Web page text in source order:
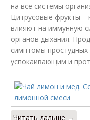
на все системы
Цитрусовые фрукты –
влияют на иммунную
органов дыхания.
симптомы
успокаивающим и
Читать дальше →